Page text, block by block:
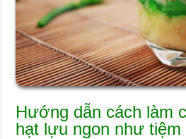
Hướng dẫn cách làm
hạt lựu ngon như tiệm